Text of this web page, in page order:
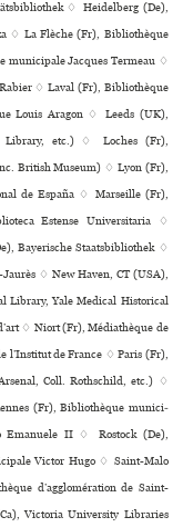
♢ Heidelberg (De),
♢ La Flèche (Fr), Bibliothèque
muni­ci­pale Jacques Termeau ♢
♢ Laval (Fr), Bibliothèque
Louis Aragon ♢ Leeds (UK),
Library, etc.) ♢ Loches (Fr),
British Museum) ♢ Lyon (Fr),
de España ♢ Marseille (Fr),
Estense Universitaria ♢
Bayerische Staatsbibliothek ♢
♢ New Haven, CT (USA),
Library, Yale Medical Historical
♢ Niort (Fr), Médiathèque de
l’Institut de France ♢ Paris (Fr),
Coll. Rothschild, etc.) ♢
(Fr), Bibliothèque muni­ci­
Emanuele II ♢ Rostock (De),
Victor Hugo ♢ Saint-Malo
d’agglo­mé­ra­tion de Saint-
Victoria University Libraries